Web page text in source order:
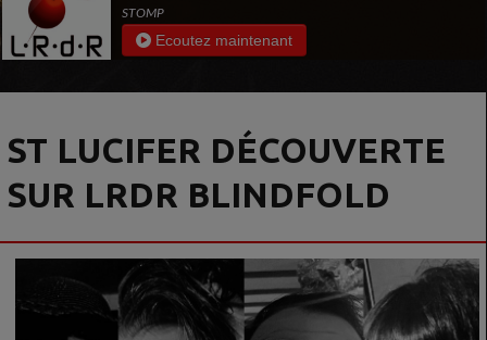
STOMP
Ecoutez maintenant
ST LUCIFER DÉCOUVERTE
SUR LRDR BLINDFOLD